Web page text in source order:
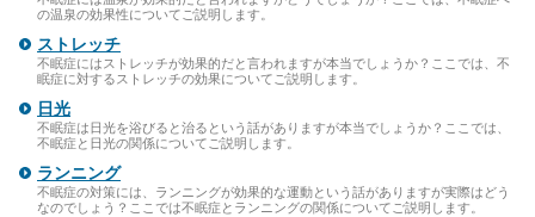
の温泉の効果性についてご説明します。
ストレッチ
不眠症にはストレッチが効果的だと言われますが本当でしょうか？ここでは、不
眠症に対するストレッチの効果についてご説明します。
日光
不眠症は日光を浴びると治るという話がありますが本当でしょうか？ここでは、
不眠症と日光の関係についてご説明します。
ランニング
不眠症の対策には、ランニングが効果的な運動という話がありますが実際はどう
なのでしょう？ここでは不眠症とランニングの関係についてご説明します。